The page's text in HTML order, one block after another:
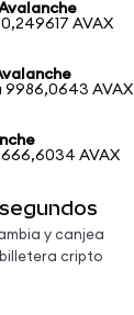
AVAX
9986,0643 AVAX
666,6034 AVAX
y canjea
billetera cripto